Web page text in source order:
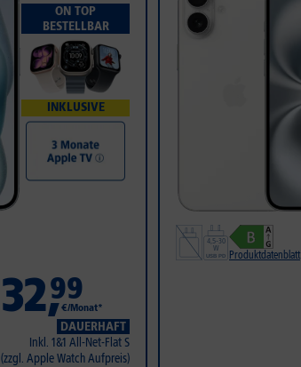
ON TOP
BESTELLBAR
INKLUSIVE
32,99
€/Monat*
DAUERHAFT
Inkl. 1&1 All-Net-Flat S
(zzgl. Apple Watch Aufpreis)
Produktdatenblatt